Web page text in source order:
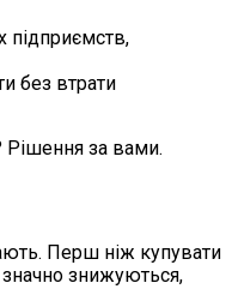
підприємств,
без втрати
Рішення за вами.
Перш ніж купувати
знижуються,